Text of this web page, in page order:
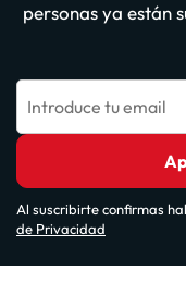
personas ya están
Introduce tu email
Al suscribirte confirmas
de Privacidad